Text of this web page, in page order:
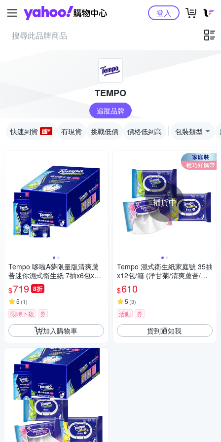
Yahoo購物中心登入
TEMPO
追蹤品牌
快速到貨 有現貨 挑戰低價 價格低到高 包裝類型
Tempo 哆啦A夢限量版清爽蘆
薈迷你濕式衛生紙 7抽x6包x10
串/箱
$719 8折
5 (1)
限時下殺 券
加入購物車
補貨中
Tempo 濕式衛生紙家庭號 35抽
x12包/箱 (洋甘菊/清爽蘆薈/櫻
花)
$610
5 (3)
活動 券
貨到通知我